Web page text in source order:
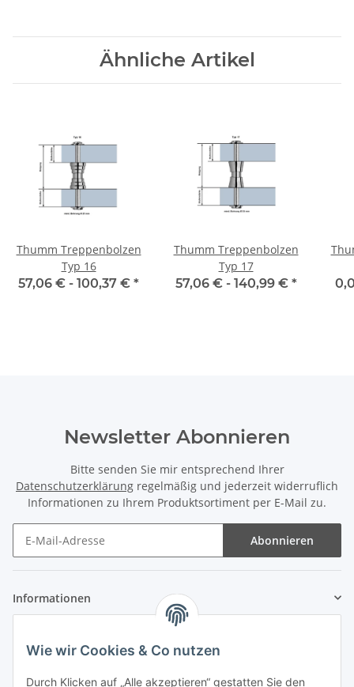
Ähnliche Artikel
Thumm Treppenbolzen
Typ 16
57,06 € - 100,37 € *
Thumm Treppenbolzen
Typ 17
57,06 € - 140,99 € *
Newsletter Abonnieren
Bitte senden Sie mir entsprechend Ihrer
Datenschutzerklärung regelmäßig und jederzeit widerruflich
Informationen zu Ihrem Produktsortiment per E-Mail zu.
Abonnieren
Informationen
Zahlung & Versand
Wie wir Cookies & Co nutzen
Durch Klicken auf „Alle akzeptieren“ gestatten Sie den